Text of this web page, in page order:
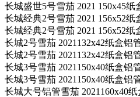
长城盛世5号雪茄 2021 150x45纸
长城经典2号雪茄 2021 156x52纸
长城经典2号雪茄 2021 156x52纸
长城2号雪茄 2021132x42纸盒铝
长城2号雪茄 2021132x42纸盒铝
长城3号雪茄 2021150x40纸盒铝
长城3号雪茄 2021150x40纸盒铝
长城大号铝管雪茄 2021160x40